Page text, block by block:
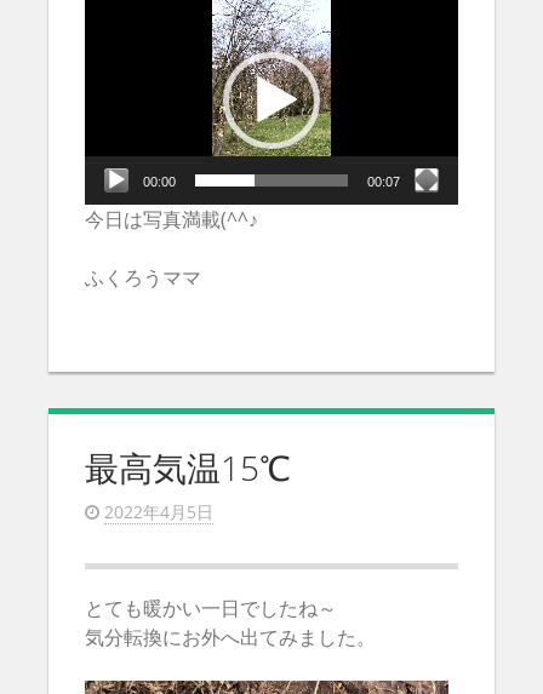
ヤ
00:00 00:07
今日は写真満載(^^♪
ふくろうママ
最高気温15℃
2022年4月5日
とても暖かい一日でしたね～
気分転換にお外へ出てみました。